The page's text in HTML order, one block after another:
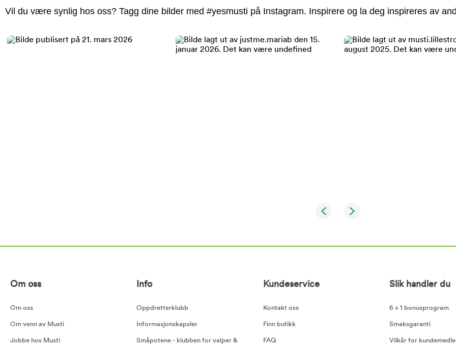
Vil du være synlig hos oss? Tagg dine bilder med #yesmusti på Instagram. Inspirere og la deg inspireres av
Om oss
Om oss
Om venn av Musti
Jobbe hos Musti
Info
Oppdretterklubb
Informasjonskapsler
Småpotene - klubben for valper &
Kundeservice
Kontakt oss
Finn butikk
FAQ
Slik handler du
6 + 1 bonusprogram
Smaksgaranti
Vilkår for